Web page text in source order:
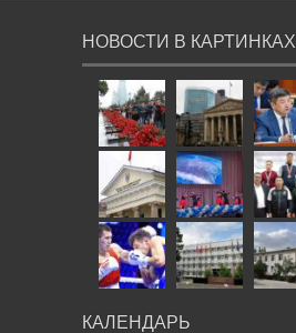
НОВОСТИ В КАРТИНКАХ
КАЛЕНДАРЬ